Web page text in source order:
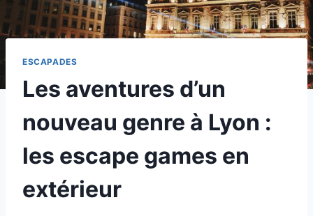
ESCAPADES
Les aventures d’un
nouveau genre à Lyon :
les escape games en
extérieur